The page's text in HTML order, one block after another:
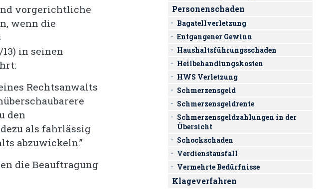
vorgerichtliche
wenn die
13) in seinen
Rechtsanwalts
den
als fahrlässig
abzuwickeln.”
die Beauftragung
Personenschaden
Bagatellverletzung
Entgangener Gewinn
Haushaltsführungsschaden
Heilbehandlungskosten
HWS Verletzung
Schmerzensgeld
Schmerzensgeldrente
Schmerzensgeldzahlungen in der
Übersicht
Schockschaden
Verdienstausfall
Vermehrte Bedürfnisse
Klageverfahren